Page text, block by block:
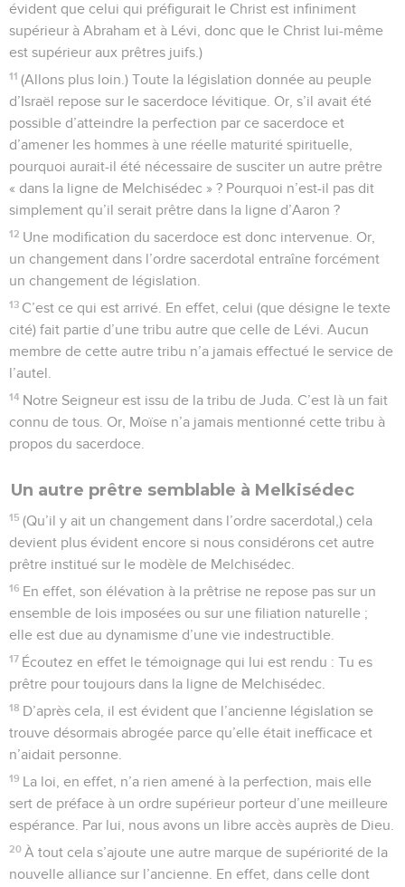
évident que celui qui préfigurait le Christ est infiniment
supérieur à Abraham et à Lévi, donc que le Christ lui-même
est supérieur aux prêtres juifs.)
11 (Allons plus loin.) Toute la législation donnée au peuple
d’Israël repose sur le sacerdoce lévitique. Or, s’il avait été
possible d’atteindre la perfection par ce sacerdoce et
d’amener les hommes à une réelle maturité spirituelle,
pourquoi aurait-il été nécessaire de susciter un autre prêtre
« dans la ligne de Melchisédec » ? Pourquoi n’est-il pas dit
simplement qu’il serait prêtre dans la ligne d’Aaron ?
12 Une modification du sacerdoce est donc intervenue. Or,
un changement dans l’ordre sacerdotal entraîne forcément
un changement de législation.
13 C’est ce qui est arrivé. En effet, celui (que désigne le texte
cité) fait partie d’une tribu autre que celle de Lévi. Aucun
membre de cette autre tribu n’a jamais effectué le service de
l’autel.
14 Notre Seigneur est issu de la tribu de Juda. C’est là un fait
connu de tous. Or, Moïse n’a jamais mentionné cette tribu à
propos du sacerdoce.
Un autre prêtre semblable à Melkisédec
15 (Qu’il y ait un changement dans l’ordre sacerdotal,) cela
devient plus évident encore si nous considérons cet autre
prêtre institué sur le modèle de Melchisédec.
16 En effet, son élévation à la prêtrise ne repose pas sur un
ensemble de lois imposées ou sur une filiation naturelle ;
elle est due au dynamisme d’une vie indestructible.
17 Écoutez en effet le témoignage qui lui est rendu : Tu es
prêtre pour toujours dans la ligne de Melchisédec.
18 D’après cela, il est évident que l’ancienne législation se
trouve désormais abrogée parce qu’elle était inefficace et
n’aidait personne.
19 La loi, en effet, n’a rien amené à la perfection, mais elle
sert de préface à un ordre supérieur porteur d’une meilleure
espérance. Par lui, nous avons un libre accès auprès de Dieu.
20 À tout cela s’ajoute une autre marque de supériorité de la
nouvelle alliance sur l’ancienne. En effet, dans celle dont